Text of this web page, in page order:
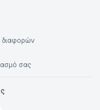
διαφορών
σας